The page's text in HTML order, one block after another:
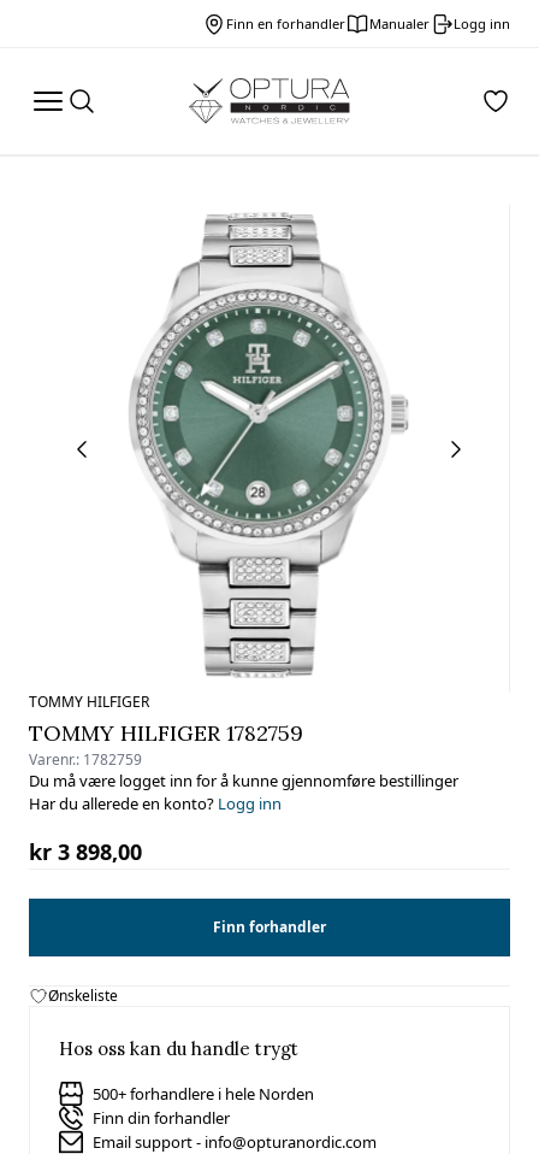
Finn en forhandler Manualer Logg inn
TOMMY HILFIGER
TOMMY HILFIGER 1782759
Varenr.: 1782759
Du må være logget inn for å kunne gjennomføre bestillinger
Har du allerede en konto? Logg inn
kr 3 898,00
Finn forhandler
Ønskeliste
Hos oss kan du handle trygt
500+ forhandlere i hele Norden
Finn din forhandler
Email support - info@opturanordic.com